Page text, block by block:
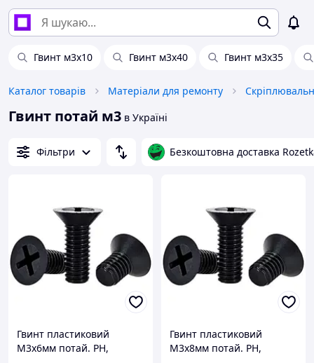
Гвинт м3х10 Гвинт м3х40 Гвинт м3х35
Каталог товарів Матеріали для ремонту
Гвинт потай м3 в Україні
Фільтри Безкоштовна доставка
Гвинт пластиковий
М3х6мм потай. PH,
Гвинт пластиковий
М3х8мм потай. PH,